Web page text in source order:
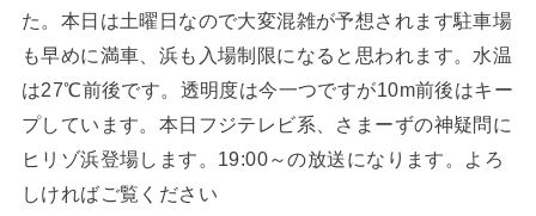
た。本日は土曜日なので大変混雑が予想されます駐車場
も早めに満車、浜も入場制限になると思われます。水温
は27℃前後です。透明度は今一つですが10m前後はキー
プしています。本日フジテレビ系、さまーずの神疑問に
ヒリゾ浜登場します。19:00～の放送になります。よろ
しければご覧ください